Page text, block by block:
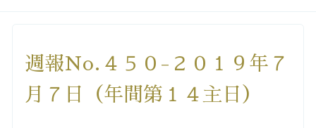
洗礼を希望される方
講座のご案内
週報No.４５０-２０１９年７
月７日（年間第１４主日）